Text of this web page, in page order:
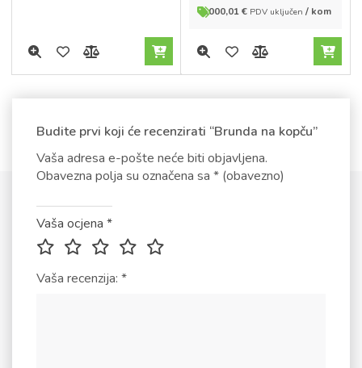
2.000,01€ PDV uključen / kom
Budite prvi koji će recenzirati “Brunda na kopču”
Vaša adresa e-pošte neće biti objavljena.
Obavezna polja su označena sa * (obavezno)
Vaša ocjena *
Vaša recenzija: *